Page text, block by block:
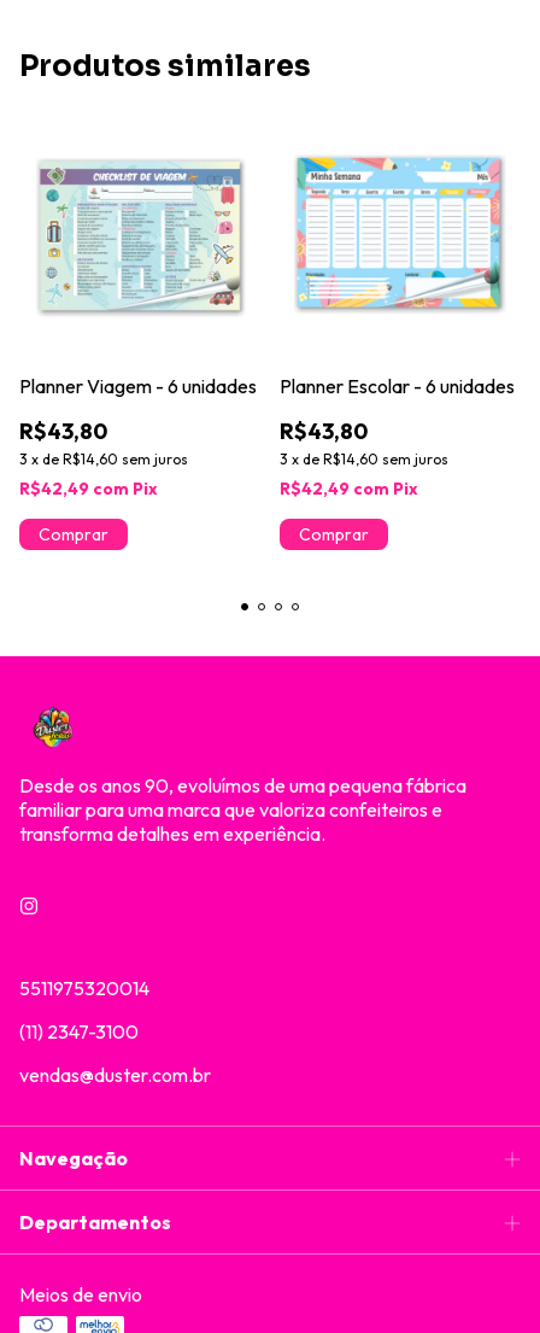
Produtos similares
Planner Viagem - 6 unidades
R$43,80
3 x de R$14,60 sem juros
R$42,49 com Pix
Planner Escolar - 6 unidades
R$43,80
3 x de R$14,60 sem juros
R$42,49 com Pix
Desde os anos 90, evoluímos de uma pequena fábrica
familiar para uma marca que valoriza confeiteiros e
transforma detalhes em experiência.
5511975320014
(11) 2347-3100
vendas@duster.com.br
Navegação
Departamentos
Meios de envio